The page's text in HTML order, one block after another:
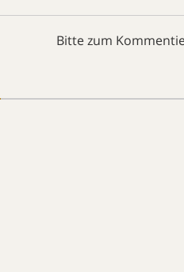
Bitte zum